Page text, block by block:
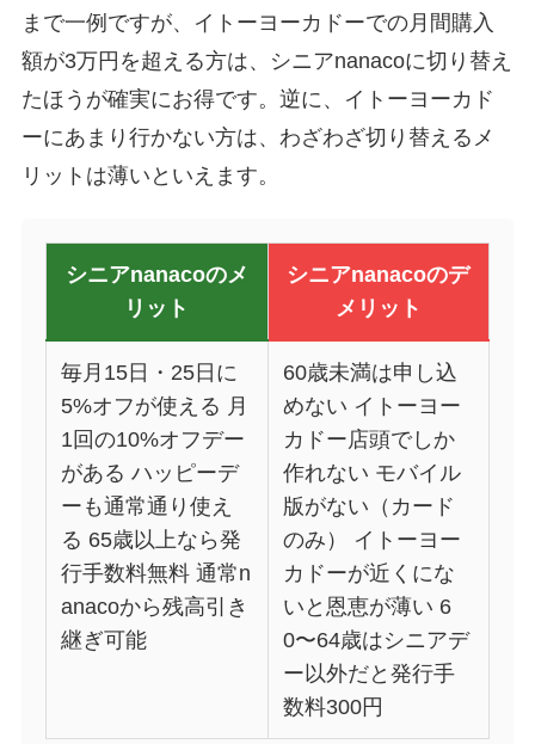
まで一例ですが、イトーヨーカドーでの月間購入
額が3万円を超える方は、シニアnanacoに切り替え
たほうが確実にお得です。逆に、イトーヨーカド
ーにあまり行かない方は、わざわざ切り替えるメ
リットは薄いといえます。
シニアnanacoのメ
リット
シニアnanacoのデ
メリット
毎月15日・25日に
5%オフが使える 月
1回の10%オフデー
がある ハッピーデ
ーも通常通り使え
る 65歳以上なら発
行手数料無料 通常n
anacoから残高引き
継ぎ可能
60歳未満は申し込
めない イトーヨー
カドー店頭でしか
作れない モバイル
版がない（カード
のみ） イトーヨー
カドーが近くにな
いと恩恵が薄い 6
0〜64歳はシニアデ
ー以外だと発行手
数料300円